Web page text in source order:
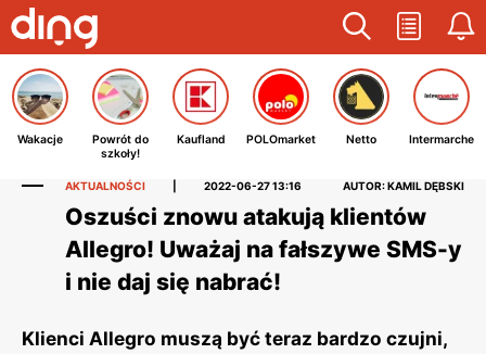
Wakacje
Powrót do
szkoły!
Kaufland POLOmarket Netto Intermarche
AKTUALNOŚCI 2022-06-27 13:16 AUTOR: KAMIL DĘBSKI
Oszuści znowu atakują klientów
Allegro! Uważaj na fałszywe SMS-y
i nie daj się nabrać!
Klienci Allegro muszą być teraz bardzo czujni,